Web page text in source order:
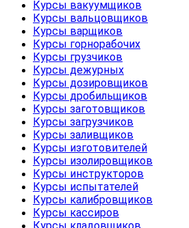
Курсы вакуумщиков
Курсы вальцовщиков
Курсы варщиков
Курсы горнорабочих
Курсы грузчиков
Курсы дежурных
Курсы дозировщиков
Курсы дробильщиков
Курсы заготовщиков
Курсы загрузчиков
Курсы заливщиков
Курсы изготовителей
Курсы изолировщиков
Курсы инструкторов
Курсы испытателей
Курсы калибровщиков
Курсы кассиров